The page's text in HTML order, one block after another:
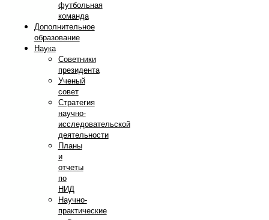
футбольная
команда
Дополнительное
образование
Наука
Советники
президента
Ученый
совет
Стратегия
научно-
исследовательской
деятельности
Планы
и
отчеты
по
НИД
Научно-
практические